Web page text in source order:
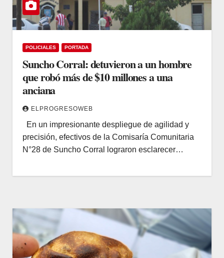
POLICIALES PORTADA
Suncho Corral: detuvieron a un hombre
que robó más de $10 millones a una
anciana
ELPROGRESOWEB
En un impresionante despliegue de agilidad y
precisión, efectivos de la Comisaría Comunitaria
N°28 de Suncho Corral lograron esclarecer…